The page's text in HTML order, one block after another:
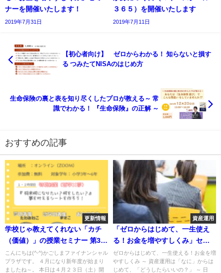
ナーを開催いたします！
2019年7月31日
３６５）を開催いたします
2019年7月11日
【初心者向け】 ゼロからわかる！ 知らないと損す
る つみたてNISAのはじめ方
生命保険の裏と表を知り尽くしたプロが教える～ 常
識でわかる！ 『生命保険』の正解 ～
おすすめの記事
更新情報
学校じゃ教えてくれない「カチ
（価値）」の授業セミナー 第3弾
のご案内
こんにちは(^-^)かごしまファイナンシャル
プラザです。 ４月になり新年度が始まり
ましたね～。 本日は４月２３日（土）開
資産運用
「ゼロからはじめて、一生使え
る！お金を増やすしくみ」セミ
ナーを開催いたします！
ゼロからはじめて、一生使える！お金を増
やすしくみ ～ 資産運用は「なに」からは
じめて、「どうしたらいいの？」 ～ 日